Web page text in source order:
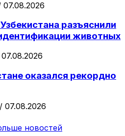
07.08.2026
разъяснили
животных
07.08.2026
оказался рекордно
07.08.2026
новостей